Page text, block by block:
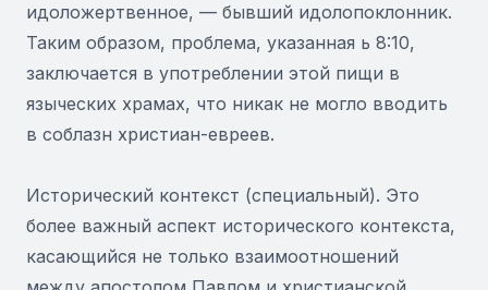
идоложертвенное, — бывший идолопоклонник.
Таким образом, проблема, указанная ь 8:10,
заключается в употреблении этой пищи в
языческих храмах, что никак не могло вводить
в соблазн христиан-евреев.
Исторический контекст (специальный). Это
более важный аспект исторического контекста,
касающийся не только взаимоотношений